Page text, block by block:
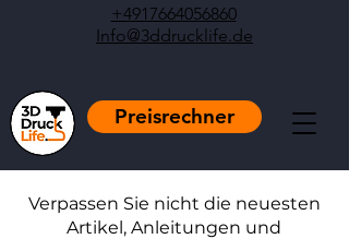
+4917664056860
Info@3ddrucklife.de
Preisrechner
Verpassen Sie nicht die neuesten
Artikel, Anleitungen und